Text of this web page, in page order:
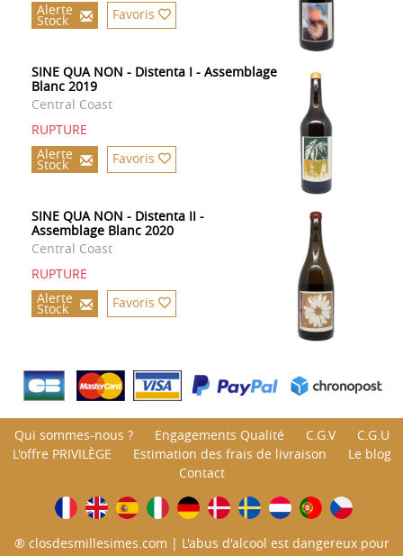
Alerte
Stock Favoris
SINE QUA NON - Distenta I - Assemblage
Blanc 2019
Central Coast
RUPTURE
Alerte
Stock Favoris
SINE QUA NON - Distenta II -
Assemblage Blanc 2020
Central Coast
RUPTURE
Alerte
Stock Favoris
Qui sommes-nous ? Engagements Qualité C.G.V
C.G.U
L'offre PRIVILÈGE
Estimation des frais de livraison
Le blog
Contact
® closdesmillesimes.com | L'abus d'alcool est dangereux pour